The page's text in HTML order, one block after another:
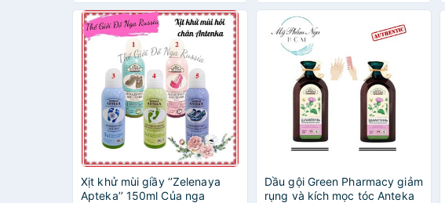
Xịt khử mùi giầy ‘’Zelenaya
Apteka’’ 150ml Của nga
Dầu gội Green Pharmacy giảm
rụng và kích mọc tóc Anteka